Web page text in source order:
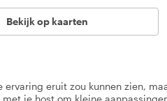
Bekijk op kaarten
ervaring eruit zou kunnen zien,
je host om kleine